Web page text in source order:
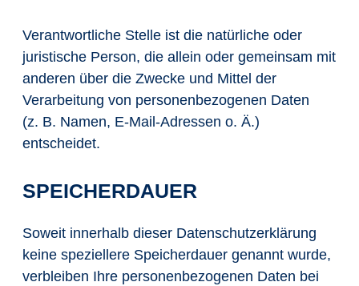
Verantwortliche Stelle ist die natürliche oder
juristische Person, die allein oder gemeinsam mit
anderen über die Zwecke und Mittel der
Verarbeitung von personenbezogenen Daten
(z. B. Namen, E-Mail-Adressen o. Ä.)
entscheidet.
SPEICHERDAUER
Soweit innerhalb dieser Datenschutzerklärung
keine speziellere Speicherdauer genannt wurde,
verbleiben Ihre personenbezogenen Daten bei